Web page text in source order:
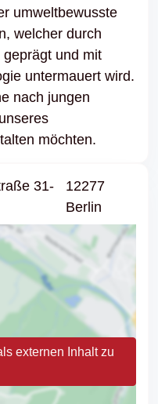
umweltbewusste
welcher durch
und mit
untermauert wird.
nach jungen
möchten.
31-
12277
Berlin
externen Inhalt zu